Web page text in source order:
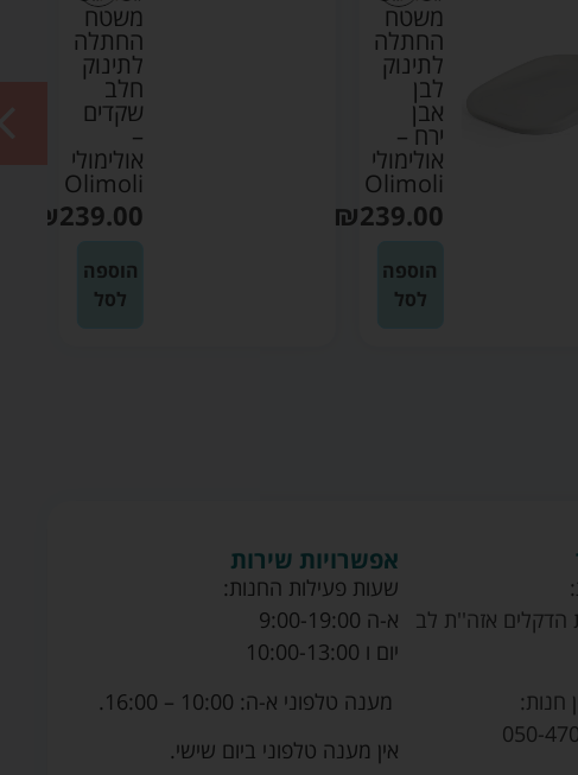
משטח
החתלה
לתינוק
לבן
אבן
ירח –
אולימולי
Olimoli
₪239.00
הוספה
לסל
משטח
החתלה
לתינוק
חלב
שקדים
–
אולימולי
Olimoli
₪239.00
הוספה
לסל
הדקלים אזה''ת לב
חנות:
050-
אפשרויות שירות
שעות פעילות החנות:
א-ה 9:00-19:00
יום ו 10:00-13:00
מענה טלפוני א-ה: 10:00 – 16:00.
אין מענה טלפוני ביום שישי.